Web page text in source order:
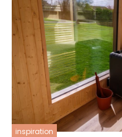
inspiration